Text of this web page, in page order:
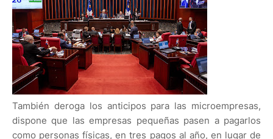
También deroga los anticipos para las microempresas,
dispone que las empresas pequeñas pasen a pagarlos
como personas físicas, en tres pagos al año, en lugar de